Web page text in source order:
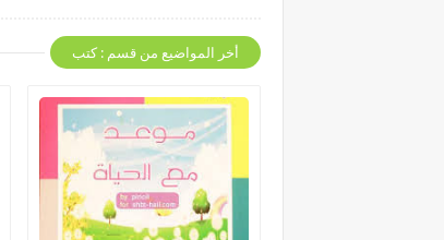
أخر المواضيع من قسم : كتب